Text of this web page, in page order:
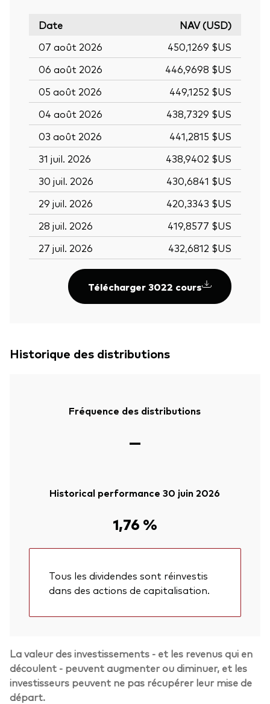
Date
NAV (USD)
07 août 2026
450,1269 $US
06 août 2026
446,9698 $US
05 août 2026
449,1252 $US
04 août 2026
438,7329 $US
03 août 2026
441,2815 $US
31 juil. 2026
438,9402 $US
30 juil. 2026
430,6841 $US
29 juil. 2026
420,3343 $US
28 juil. 2026
419,8577 $US
27 juil. 2026
432,6812 $US
Télécharger 3022 cours
Historique des distributions
Fréquence des distributions
—
Historical performance 30 juin 2026
1,76 %
Tous les dividendes sont réinvestis
dans des actions de capitalisation.
La valeur des investissements - et les revenus qui en
découlent - peuvent augmenter ou diminuer, et les
investisseurs peuvent ne pas récupérer leur mise de
départ.